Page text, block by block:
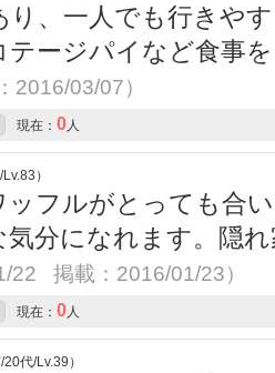
り、一人でも行きや
テージパイなど食事
03/07）
現在： 0 人
）
ッフルがとっても合
気分になれます。隠
22 掲載：2016/01/23）
現在： 0 人
代/Lv.39）